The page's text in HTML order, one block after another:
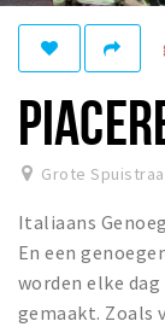
Recreatief
Parkeren
Musea,
Uitjes &
Grote
Italiaans
En een
worden elke
gemaakt. Zoals